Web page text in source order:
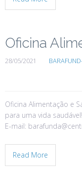
Oficina
28/05/2021
Oficina Alimentação e
para uma vida
E-mail:
Read More